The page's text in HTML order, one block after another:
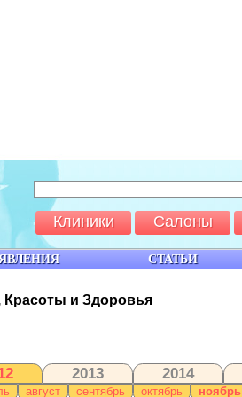
и Здоровья
2013 2014
август сентябрь октябрь ноябрь
СТАТЬИ
Клиники Салоны